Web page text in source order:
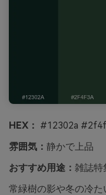
HEX： #12302a
雰囲気： 静かで上品
おすすめ用途： 雑誌特
常緑樹の影や冬の冷た